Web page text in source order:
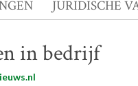
JURIDISCHE
in bedrijf